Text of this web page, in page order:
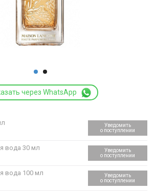
через WhatsApp
Уведомить
о поступлении
вода 30 мл
Уведомить
о поступлении
вода 100 мл
Уведомить
о поступлении